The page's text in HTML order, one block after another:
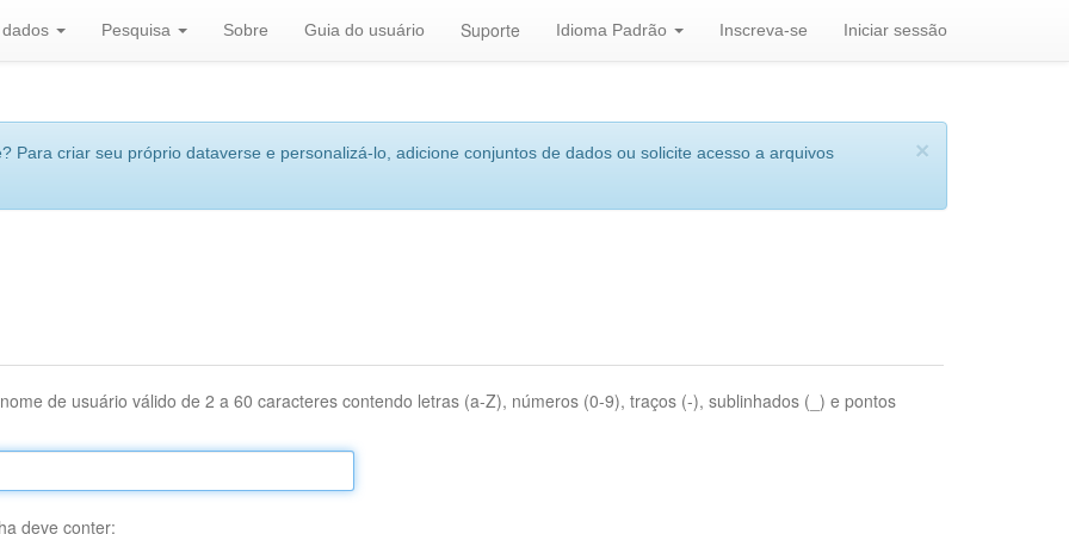
Pesquisa Sobre Guia do usuário Suporte Idioma Padrão Inscreva-se Iniciar sessão
×
Para criar seu próprio dataverse e personalizá-lo, adicione conjuntos de dados ou solicite acesso a arquivos
de usuário válido de 2 a 60 caracteres contendo letras (a-Z), números (0-9), traços (-), sublinhados (_) e pontos
deve conter: